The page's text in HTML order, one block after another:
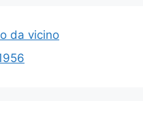
da vicino